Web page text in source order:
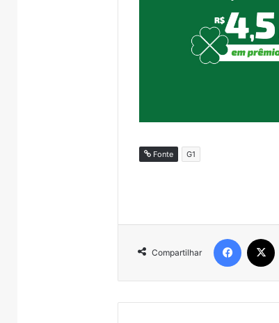
Fonte G1
Compartilhar
Facebook